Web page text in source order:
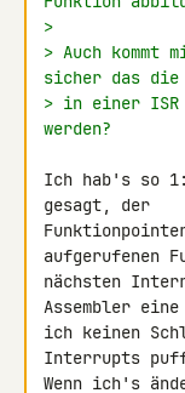
>
> Auch
sicher das die
> in einer ISR
werden?
Ich hab's so
gesagt, der
aufgerufenen
nächsten
Assembler
ich keinen
Interrupts
Wenn ich's